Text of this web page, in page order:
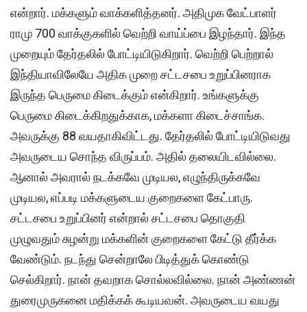
என்றார். மக்களும் வாக்களித்தனர். அதிமுக வேட்பாளர்
ராமு 700 வாக்குகளில் வெற்றி வாய்ப்பை இழந்தார். இந்த
முறையும் தேர்தலில் போட்டியிடுகிறார். வெற்றி பெற்றால்
இந்தியாவிலேயே அதிக முறை சட்டசபை உறுப்பினராக
இருந்த பெருமை கிடைக்கும் என்கிறார். உங்களுக்கு
பெருமை கிடைக்கிறதுக்காக, மக்களா கிடைச்சாங்க.
அவருக்கு 88 வயதாகிவிட்டது. தேர்தலில் போட்டியிடுவது
அவருடைய சொந்த விருப்பம். அதில் தலையிடவில்லை.
ஆனால் அவரால் நடக்கவே முடியல, எழுந்திருக்கவே
முடியல, எப்படி மக்களுடைய குறைகளை கேட்பாரு.
சட்டசபை உறுப்பினர் என்றால் சட்டசபை தொகுதி
முழுவதும் சுழன்று மக்களின் குறைகளை கேட்டு தீர்க்க
வேண்டும். நடந்து சென்றாலே பிடித்துக் கொண்டு
செல்கிறார். நான் தவறாக சொல்லவில்லை. நான் அண்ணன்
துரைமுருகனை மதிக்கக் கூடியவன். அவருடைய வயது